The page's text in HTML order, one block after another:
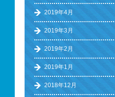
2019年4月
2019年3月
2019年2月
2019年1月
2018年12月